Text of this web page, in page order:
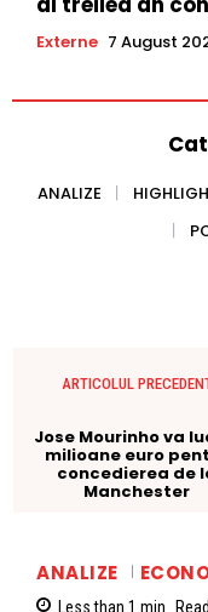
Externe 7 August
ANALIZE
ARTICOLUL
Jose Mourinho va
milioane euro
concedierea de
Manchester